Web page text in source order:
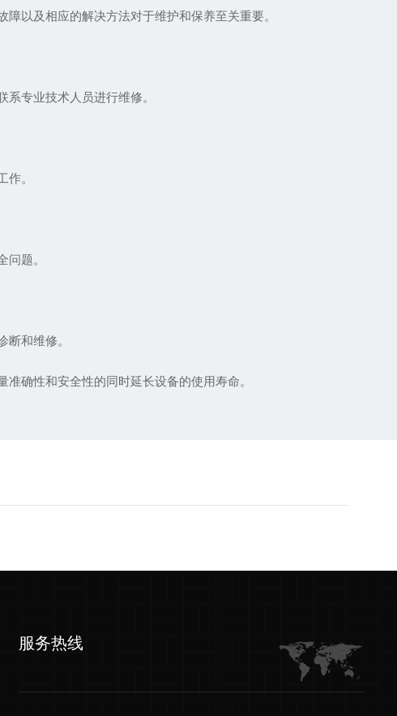
以及相应的解决方法对于维护和保养至关重要。
专业技术人员进行维修。
。
题。
和维修。
确性和安全性的同时延长设备的使用寿命。
服务热线